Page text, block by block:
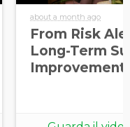
about a month ago
From Risk
Long-Term
Improvement